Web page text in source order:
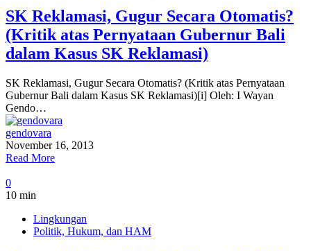
SK Reklamasi, Gugur Secara Otomatis?
(Kritik atas Pernyataan Gubernur Bali
dalam Kasus SK Reklamasi)
SK Reklamasi, Gugur Secara Otomatis? (Kritik atas Pernyataan
Gubernur Bali dalam Kasus SK Reklamasi)[i] Oleh: I Wayan
Gendo…
gendovara
November 16, 2013
Read More
0
10 min
Lingkungan
Politik, Hukum, dan HAM